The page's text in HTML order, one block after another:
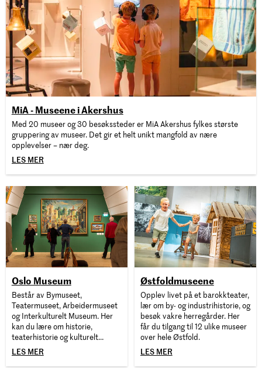
MiA - Museene i Akershus
Med 20 museer og 30 besøkssteder er MiA Akershus fylkes største
gruppering av museer. Det gir et helt unikt mangfold av nære
opplevelser – nær deg.
LES MER
Oslo Museum
Består av Bymuseet,
Teatermuseet, Arbeidermuseet
og Interkulturelt Museum. Her
kan du lære om historie,
teaterhistorie og kulturelt
mangfold i Norge.
LES MER
Østfoldmuseene
Opplev livet på et barokkteater,
lær om by- og industrihistorie, og
besøk vakre herregårder. Her
får du tilgang til 12 ulike museer
over hele Østfold.
LES MER